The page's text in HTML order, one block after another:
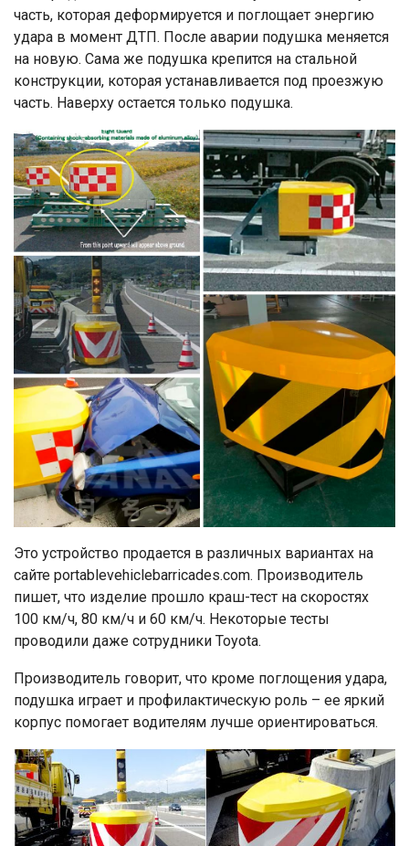
часть, которая деформируется и поглощает энергию
удара в момент ДТП. После аварии подушка меняется
на новую. Сама же подушка крепится на стальной
конструкции, которая устанавливается под проезжую
часть. Наверху остается только подушка.
Это устройство продается в различных вариантах на
сайте portablevehiclebarricades.com. Производитель
пишет, что изделие прошло краш-тест на скоростях
100 км/ч, 80 км/ч и 60 км/ч. Некоторые тесты
проводили даже сотрудники Toyota.
Производитель говорит, что кроме поглощения удара,
подушка играет и профилактическую роль – ее яркий
корпус помогает водителям лучше ориентироваться.